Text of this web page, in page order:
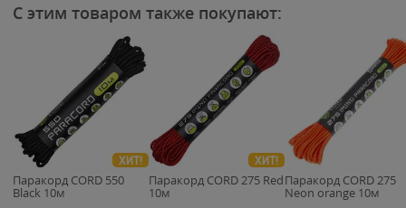
С этим товаром также покупают:
ХИТ!
Паракорд CORD 550
Black 10м
ХИТ!
Паракорд CORD 275 Red
10м
Паракорд CORD 275
Neon orange 10м